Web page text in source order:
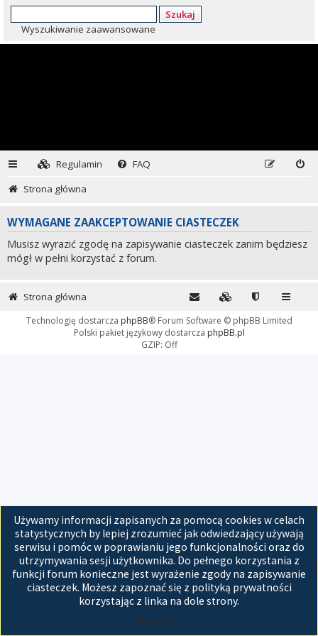
Szukaj
Wyszukiwanie zaawansowane
Regulamin
FAQ
Strona główna
WYMAGANE ZAAKCEPTOWANIE CIASTECZEK
Musisz wyrazić zgodę na zapisywanie ciasteczek zanim będziesz
mógł w pełni korzystać z forum.
Używamy informacji zapisanych za pomocą cookies w celach
statystycznych by lepiej zrozumieć jak odwiedzający używają
serwisu i pomóc w poprawianiu jego funkcjonalności oraz do
utrzymywania sesji użytkownika. Do pełnego korzystania z
funkcji forum konieczne jest wyrażenie zgody na zapisywanie
ciasteczek. Możesz zapoznać się z polityką prywatności
korzystając z linka na dole strony.
Akceptuję
Strona główna
Technologię dostarcza phpBB® Forum Software © phpBB Limited
Polski pakiet językowy dostarcza phpBB.pl
GZIP: Off